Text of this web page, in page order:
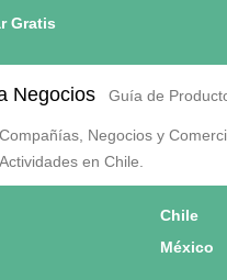
Gratis
Negocios Guía de
Negocios y
en Chile.
Chile
México